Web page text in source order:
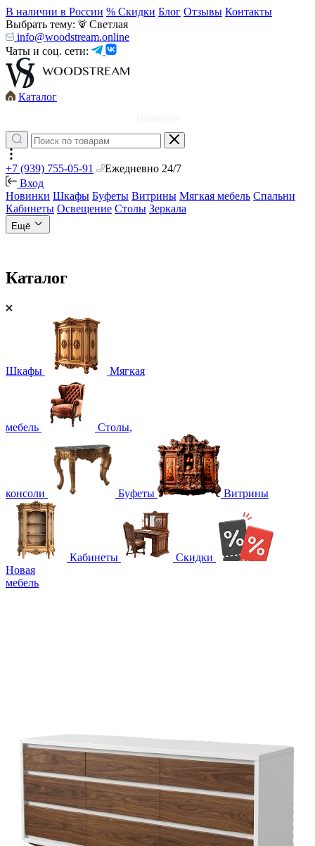
В наличии в России % Скидки Блог Отзывы Контакты
Выбрать тему:
Светлая
info@woodstream.online
Чаты и соц. сети:
Каталог
+7 (939) 755-05-91
Ежедневно 24/7
Вход
Новинки Шкафы Буфеты Витрины Мягкая мебель Спальни
Кабинеты Освещение Столы Зеркала
Ещё
Каталог
Шкафы Мягкая
мебель Столы,
консоли Буфеты Витрины
Кабинеты
Скидки
Новая
мебель